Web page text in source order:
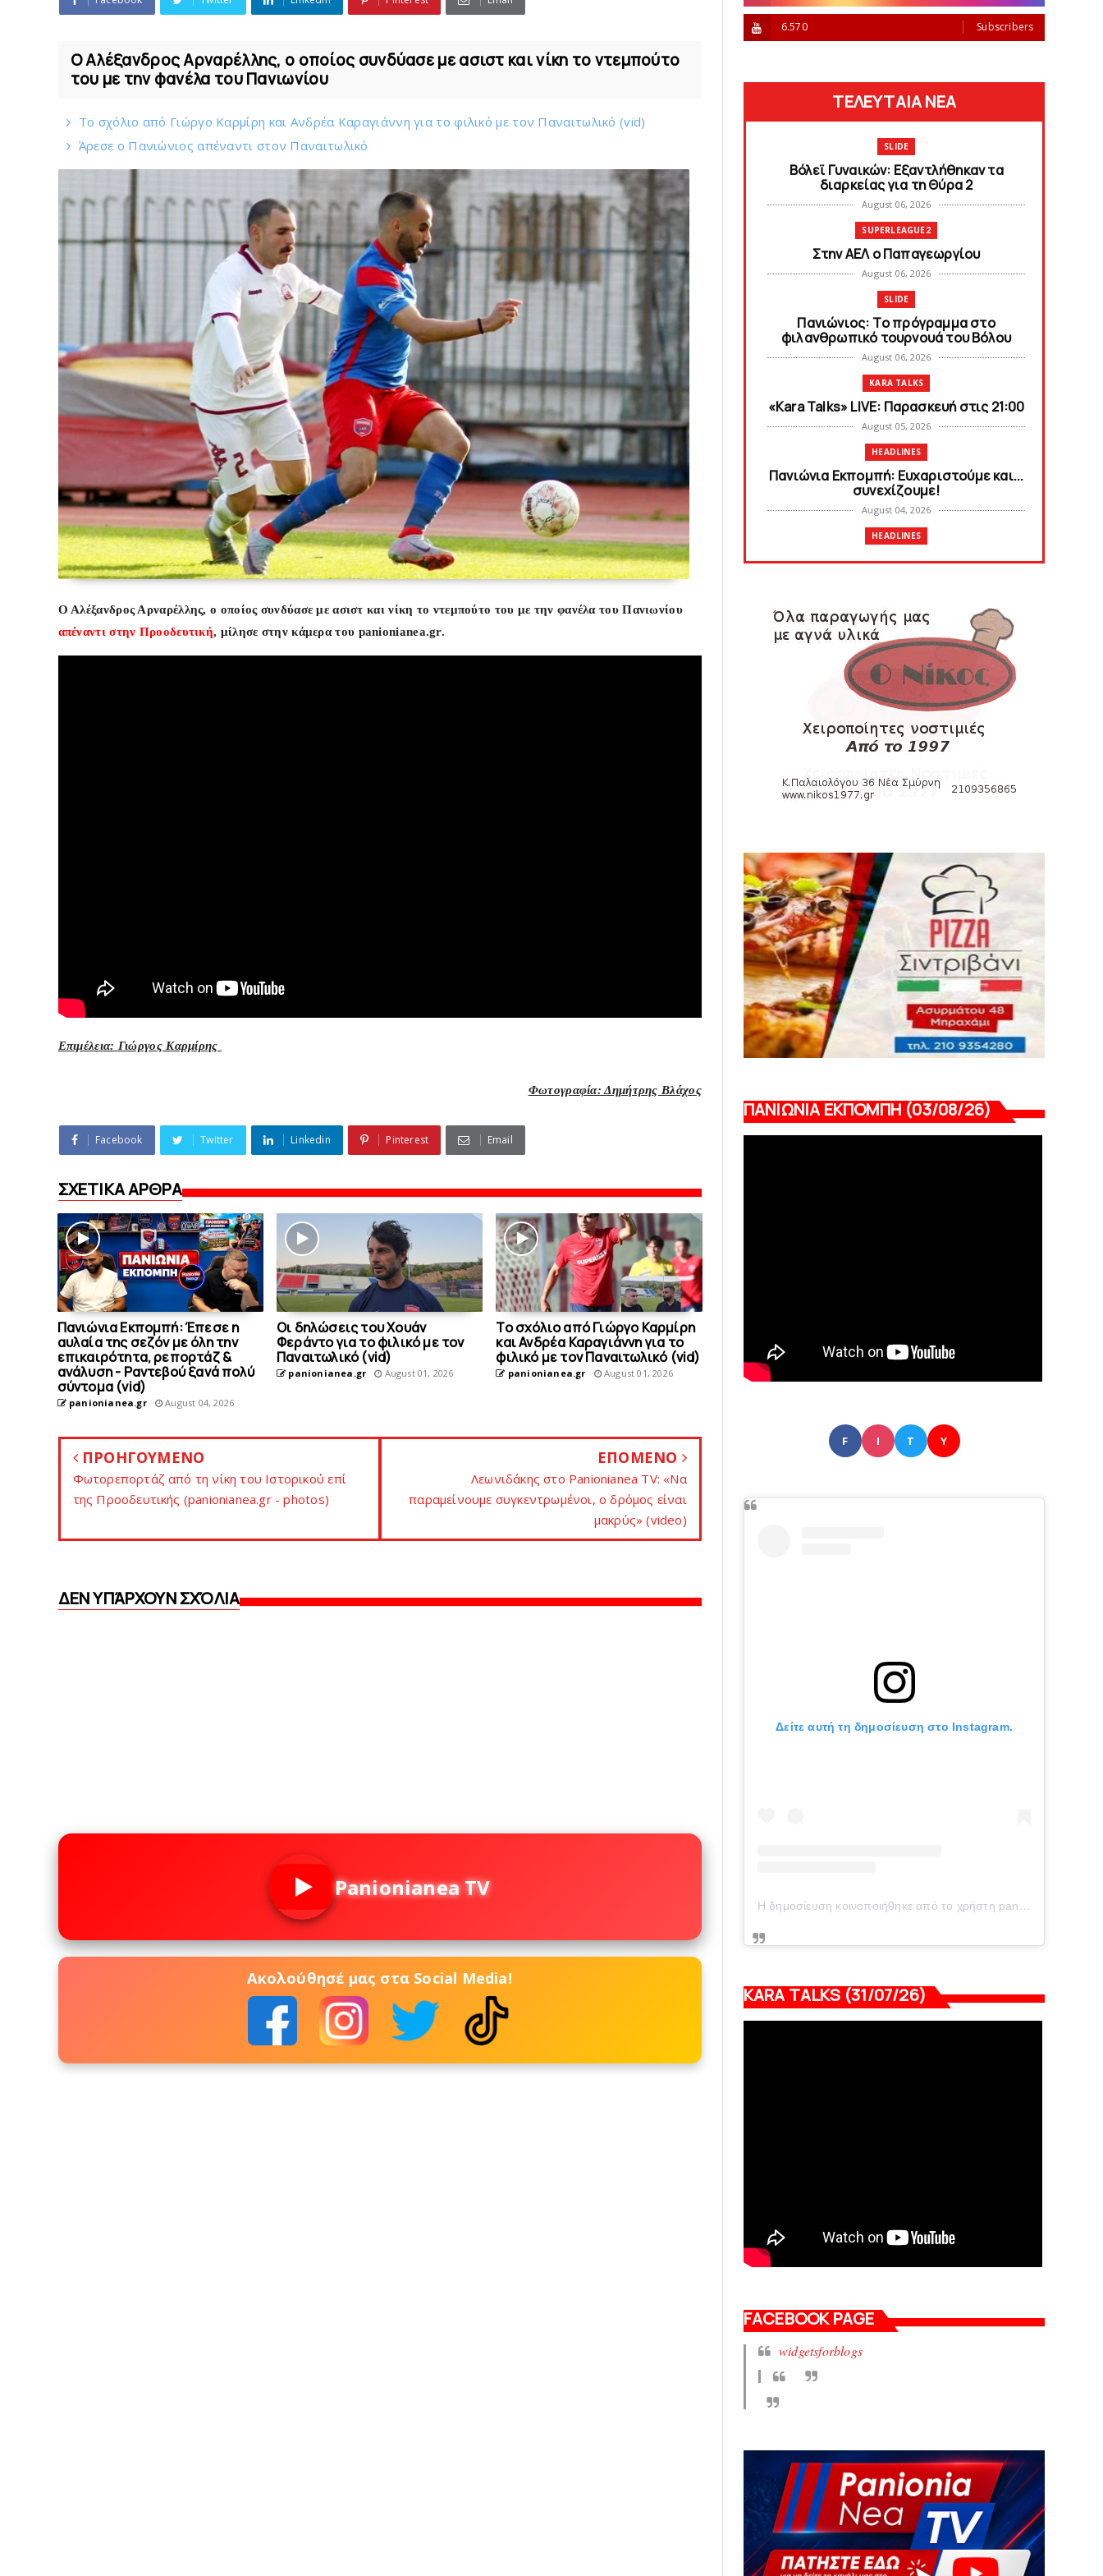
Ο Αλέξανδρος Αρναρέλλης, ο οποίος συνδύασε με ασιστ και νίκη το ντεμπούτο
του με την φανέλα του Πανιωνίου
Το σχόλιο από Γιώργο Καρμίρη και Ανδρέα Καραγιάννη για το φιλικό με τoν Παναιτωλικό (vid)
Άρεσε ο Πανιώνιος απέναντι στoν Παναιτωλικό
Ο Αλέξανδρος Αρναρέλλης, ο οποίος συνδύασε με ασιστ και νίκη το ντεμπούτο του με την φανέλα του Πανιωνίου
απέναντι στην Προοδευτική, μίλησε στην κάμερα του panionianea.gr.
Επιμέλεια: Γιώργος Καρμίρης
Φωτογραφία: Δημήτρης Βλάχος
Facebook Twitter Linkedin Pinterest Email
ΣΧΕΤΙΚΑ ΑΡΘΡΑ
Πανιώνια Εκπομπή: Έπεσε η
αυλαία της σεζόν με όλη την
επικαιρότητα, ρεπορτάζ &
ανάλυση - Ραντεβού ξανά πολύ
σύντομα (vid)
panionianea.gr August 04, 2026
Οι δηλώσεις του Χουάν
Φεράντο για το φιλικό με τoν
Παναιτωλικό (vid)
panionianea.gr August 01, 2026
Το σχόλιο από Γιώργο Καρμίρη
και Ανδρέα Καραγιάννη για το
φιλικό με τoν Παναιτωλικό (vid)
panionianea.gr August 01, 2026
ΠΡΟΗΓΟΥΜΕΝΟ
Φωτορεπορτάζ από τη νίκη του Ιστορικού επί
της Προοδευτικής (panionianea.gr - photos)
ΕΠΟΜΕΝΟ
Λεωνιδάκης στο Panionianea TV: «Να
παραμείνουμε συγκεντρωμένοι, ο δρόμος είναι
μακρύς» (video)
ΔΕΝ ΥΠΆΡΧΟΥΝ ΣΧΌΛΙΑ
Panionianea TV
Ακολούθησέ μας στα Social Media!
6.570 Subscribers
ΤΕΛΕΥΤΑΙΑ ΝΕΑ
SLIDE
Bόλεϊ Γυναικών: Εξαντλήθηκαν τα
διαρκείας για τη Θύρα 2
August 06, 2026
SUPERLEAGUE2
Στην AEΛ ο Παπαγεωργίου
August 06, 2026
SLIDE
Πανιώνιoς: Tο πρόγραμμα στο
φιλανθρωπικό τουρνουά του Bόλου
August 06, 2026
KARA TALKS
«Kara Talks» LIVE: Παρασκευή στις 21:00
August 05, 2026
HEADLINES
Πανιώνια Εκπομπή: Eυχαριστούμε και...
συνεχίζουμε!
August 04, 2026
HEADLINES
Θλίψη για τον χαμό του Γιώργου
SLIDE
Ξεκινά η ελεύθερη διάθεση των
εισιτηρίων διαρκείας του βόλεϊ...
August 04, 2026
HEADLINES
Kυανέρυθρη και επίσημα η Πάτερου
August 04, 2026
Πανιώνια Εκπομπή: Έπεσε η αυλαία της
ΕΠΙΚΑΙΡΟΤΗΤΑ
LIVE η Πανιώνια Εκπομπή!
August 03, 2026
ΠΑΝΙΩΝΙΑ ΕΚΠΟΜΠΗ (03/08/26)
F I T Y
Δείτε αυτή τη δημοσίευση στο Instagram.
Η δημοσίευση κοινοποιήθηκε από το χρήστη panionianea.gr (@panionianea.gr)
KARA TALKS (31/07/26)
FACEBOOK PAGE
widgetsforblogs